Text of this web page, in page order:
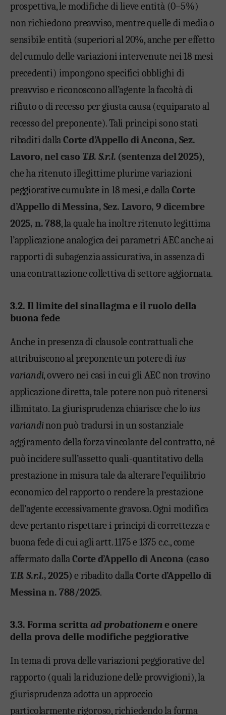
prospettiva, le modifiche di lieve entità (0–5%)
non richiedono preavviso, mentre quelle di media o
sensibile entità (superiori al 20%, anche per effetto
del cumulo delle variazioni intervenute nei 18 mesi
precedenti) impongono specifici obblighi di
preavviso e riconoscono all’agente la facoltà di
rifiuto o di recesso per giusta causa (equiparato al
recesso del preponente). Tali principi sono stati
ribaditi dallaCorte d’Appello di Ancona, Sez.
Lavoro, nel caso T.B. S.r.l. (sentenza del 2025),
che ha ritenuto illegittime plurime variazioni
peggiorative cumulate in 18 mesi, e dallaCorte
d’Appello di Messina, Sez. Lavoro, 9 dicembre
2025, n. 788, la quale ha inoltre ritenuto legittima
l’applicazione analogica dei parametri AEC anche ai
rapporti di subagenzia assicurativa, in assenza di
una contrattazione collettiva di settore aggiornata.
3.2. Il limite del sinallagma e il ruolo della
buona fede
Anche in presenza di clausole contrattuali che
attribuiscono al preponente un potere di ius
variandi, ovvero nei casi in cui gli AEC non trovino
applicazione diretta, tale potere non può ritenersi
illimitato. La giurisprudenza chiarisce che lo ius
variandinon può tradursi in un sostanziale
aggiramento della forza vincolante del contratto, né
può incidere sull’assetto quali-quantitativo della
prestazione in misura tale da alterare l’equilibrio
economico del rapporto o rendere la prestazione
dell’agente eccessivamente gravosa. Ogni modifica
deve pertanto rispettare i principi di correttezza e
buona fede di cui agli artt. 1175 e 1375 c.c., come
affermato dallaCorte d’Appello di Ancona (caso
T.B. S.r.l., 2025) e ribadito dallaCorte d’Appello di
Messina n. 788/2025.
3.3. Forma scritta ad probationeme onere
della prova delle modifiche peggiorative
In tema di prova delle variazioni peggiorative del
rapporto (quali la riduzione delle provvigioni), la
giurisprudenza adotta un approccio
particolarmente rigoroso, richiedendo la forma